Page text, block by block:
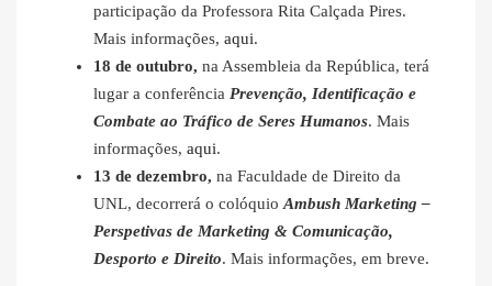
participação da Professora Rita Calçada Pires.
Mais informações, aqui.
18 de outubro, na Assembleia da República, terá
lugar a conferência Prevenção, Identificação e
Combate ao Tráfico de Seres Humanos. Mais
informações, aqui.
13 de dezembro, na Faculdade de Direito da
UNL, decorrerá o colóquioAmbush Marketing –
Perspetivas de Marketing & Comunicação,
Desporto e Direito. Mais informações, em breve.